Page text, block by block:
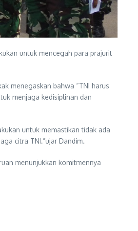
untuk mencegah para prajurit
menegaskan bahwa “TNI harus
menjaga kedisiplinan dan
untuk memastikan tidak ada
citra TNI.”ujar Dandim.
menunjukkan komitmennya